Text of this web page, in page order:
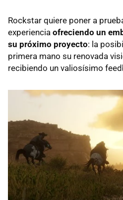
Rockstar quiere poner a
experiencia ofreciendo un
su próximo proyecto: la
primera mano su renovada
recibiendo un valiosísimo